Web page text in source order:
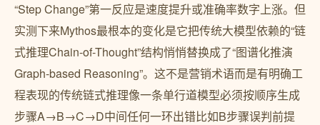
“Step Change”第一反应是速度提升或准确率数字上涨。但
实测下来Mythos最根本的变化是它把传统大模型依赖的“链
式推理Chain-of-Thought”结构悄悄替换成了“图谱化推演
Graph-based Reasoning”。这不是营销术语而是有明确工
程表现的传统链式推理像一条单行道模型必须按顺序生成
步骤A→B→C→D中间任何一环出错比如B步骤误判前提